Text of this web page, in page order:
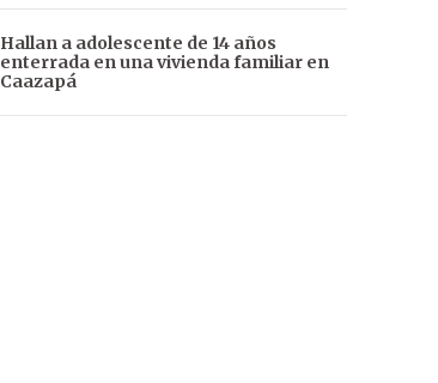
Hallan a adolescente de 14 años
enterrada en una vivienda familiar en
Caazapá